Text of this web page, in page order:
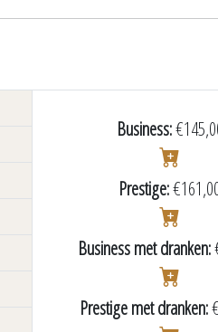
Business:
Prestige:
Business met dranken:
Prestige met dranken: